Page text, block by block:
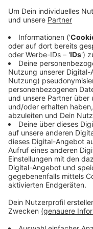
Führungen durch
buntes
Dom Esch.
ausgestellt. Auch
Spaßaktionen:
und ein Kinderkino.
Die Arbeiten an
insgesamt 1,5
Veröffentlicht:Freitag,
Anzeige